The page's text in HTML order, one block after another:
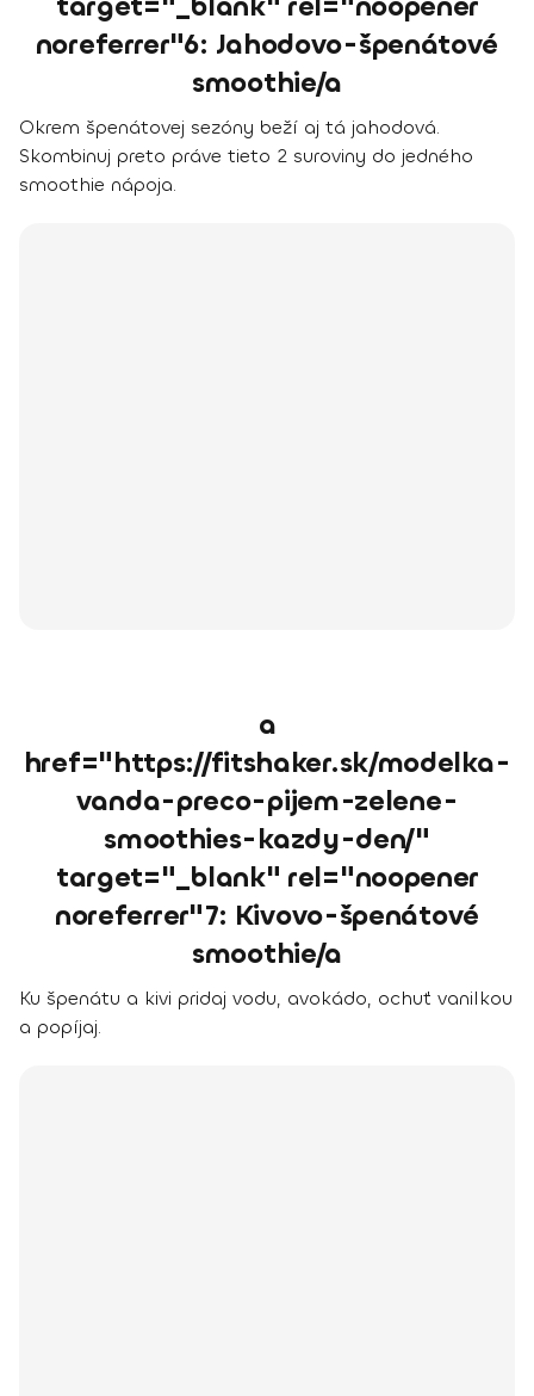
noreferrer"6: Jahodovo-špenátové
smoothie/a
Okrem špenátovej sezóny beží aj tá jahodová.
Skombinuj preto práve tieto 2 suroviny do jedného
smoothie nápoja.
a
href="https://fitshaker.sk/modelka-
vanda-preco-pijem-zelene-
smoothies-kazdy-den/"
target="_blank" rel="noopener
noreferrer"7: Kivovo-špenátové
smoothie/a
Ku špenátu a kivi pridaj vodu, avokádo, ochuť vanilkou
a popíjaj.